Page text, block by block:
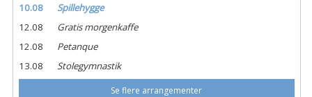
10.08
Spillehygge
12.08
Gratis morgenkaffe
12.08
Petanque
13.08
Stolegymnastik
Se flere arrangementer